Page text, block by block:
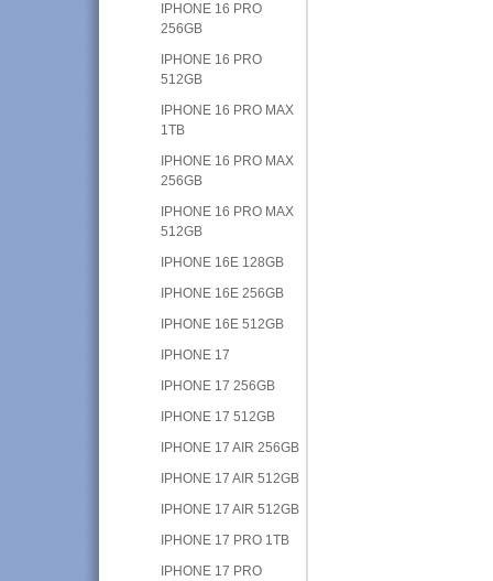
IPHONE 16 PRO
256GB
IPHONE 16 PRO
512GB
IPHONE 16 PRO MAX
1TB
IPHONE 16 PRO MAX
256GB
IPHONE 16 PRO MAX
512GB
IPHONE 16E 128GB
IPHONE 16E 256GB
IPHONE 16E 512GB
IPHONE 17
IPHONE 17 256GB
IPHONE 17 512GB
IPHONE 17 AIR 256GB
IPHONE 17 AIR 512GB
IPHONE 17 AIR 512GB
IPHONE 17 PRO 1TB
IPHONE 17 PRO